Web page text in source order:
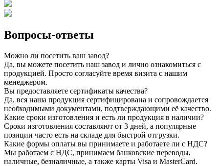
Вопросы-ответы
Можно ли посетить ваш завод?
Да, вы можете посетить наш завод и лично ознакомиться с
продукцией. Просто согласуйте время визита с нашим
менеджером.
Вы предоставляете сертификаты качества?
Да, вся наша продукция сертифицирована и сопровождается
необходимыми документами, подтверждающими её качество.
Какие сроки изготовления и есть ли продукция в наличии?
Сроки изготовления составляют от 3 дней, а популярные
позиции часто есть на складе для быстрой отгрузки.
Какие формы оплаты вы принимаете и работаете ли с НДС?
Мы работаем с НДС, принимаем банковские переводы,
наличные, безналичные, а также карты Visa и MasterCard.